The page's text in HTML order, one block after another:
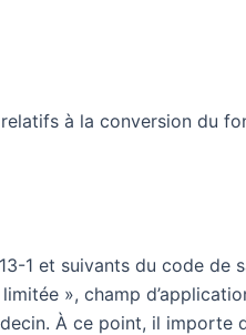
à la conversion du
1 et suivants du code de
», champ
À ce point, il importe